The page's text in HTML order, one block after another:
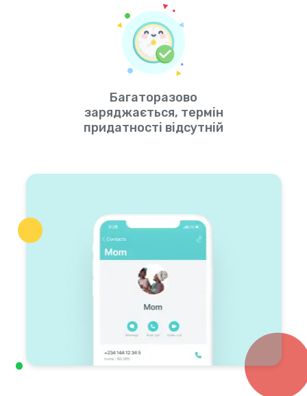
Багаторазово
заряджається, термін
придатності відсутній